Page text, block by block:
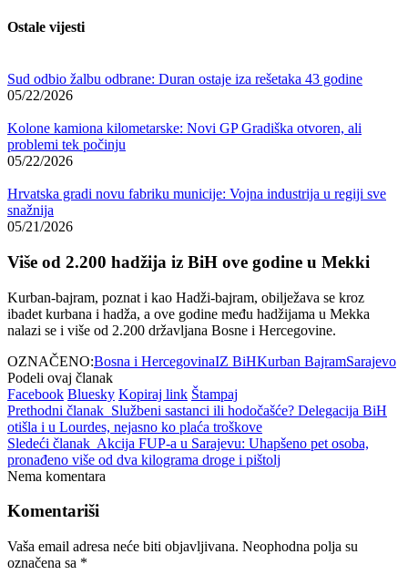
Ostale vijesti
Sud odbio žalbu odbrane: Duran ostaje iza rešetaka 43 godine
05/22/2026
Kolone kamiona kilometarske: Novi GP Gradiška otvoren, ali
problemi tek počinju
05/22/2026
Hrvatska gradi novu fabriku municije: Vojna industrija u regiji sve
snažnija
05/21/2026
Više od 2.200 hadžija iz BiH ove godine u Mekki
Kurban-bajram, poznat i kao Hadži-bajram, obilježava se kroz
ibadet kurbana i hadža, a ove godine među hadžijama u Mekka
nalazi se i više od 2.200 državljana Bosne i Hercegovine.
OZNAČENO:Bosna i HercegovinaIZ BiHKurban BajramSarajevo
Podeli ovaj članak
Facebook Bluesky Kopiraj link Štampaj
Prethodni članak Službeni sastanci ili hodočašće? Delegacija BiH
otišla i u Lourdes, nejasno ko plaća troškove
Sledeći članak Akcija FUP-a u Sarajevu: Uhapšeno pet osoba,
pronađeno više od dva kilograma droge i pištolj
Nema komentara
Komentariši
Vaša email adresa neće biti objavljivana. Neophodna polja su
označena sa *